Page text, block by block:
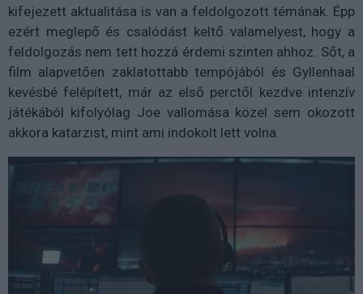
kifejezett aktualitása is van a feldolgozott témának. Épp
ezért meglepő és csalódást keltő valamelyest, hogy a
feldolgozás nem tett hozzá érdemi szinten ahhoz. Sőt, a
film alapvetően zaklatottabb tempójából és Gyllenhaal
kevésbé felépített, már az első perctől kezdve intenzív
játékából kifolyólag Joe vallomása közel sem okozott
akkora katarzist, mint ami indokolt lett volna.